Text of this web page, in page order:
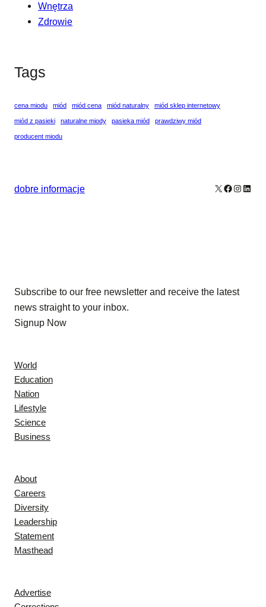
Wnętrza
Zdrowie
Tags
cena miodu miód miód cena miód naturalny miód sklep internetowy
miód z pasieki naturalne miody pasieka miód prawdziwy miód
producent miodu
dobre informacje X Facebook
Subscribe to our free newsletter and receive the latest
news straight to your inbox.
Signup Now
World
Education
Nation
Lifestyle
Science
Business
About
Careers
Diversity
Leadership
Statement
Masthead
Advertise